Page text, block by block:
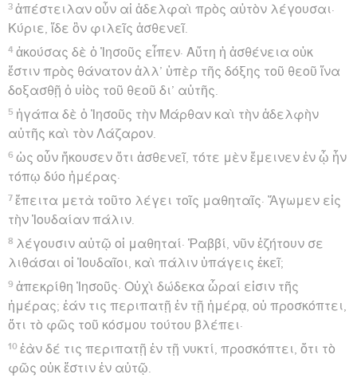
3 ἀπέστειλαν οὖν αἱ ἀδελφαὶ πρὸς αὐτὸν λέγουσαι·
Κύριε, ἴδε ὃν φιλεῖς ἀσθενεῖ.
4 ἀκούσας δὲ ὁ Ἰησοῦς εἶπεν· Αὕτη ἡ ἀσθένεια οὐκ
ἔστιν πρὸς θάνατον ἀλλ’ ὑπὲρ τῆς δόξης τοῦ θεοῦ ἵνα
δοξασθῇ ὁ υἱὸς τοῦ θεοῦ δι’ αὐτῆς.
5 ἠγάπα δὲ ὁ Ἰησοῦς τὴν Μάρθαν καὶ τὴν ἀδελφὴν
αὐτῆς καὶ τὸν Λάζαρον.
6 ὡς οὖν ἤκουσεν ὅτι ἀσθενεῖ, τότε μὲν ἔμεινεν ἐν ᾧ ἦν
τόπῳ δύο ἡμέρας·
7 ἔπειτα μετὰ τοῦτο λέγει τοῖς μαθηταῖς· Ἄγωμεν εἰς
τὴν Ἰουδαίαν πάλιν.
8 λέγουσιν αὐτῷ οἱ μαθηταί· Ῥαββί, νῦν ἐζήτουν σε
λιθάσαι οἱ Ἰουδαῖοι, καὶ πάλιν ὑπάγεις ἐκεῖ;
9 ἀπεκρίθη Ἰησοῦς· Οὐχὶ δώδεκα ὧραί εἰσιν τῆς
ἡμέρας; ἐάν τις περιπατῇ ἐν τῇ ἡμέρᾳ, οὐ προσκόπτει,
ὅτι τὸ φῶς τοῦ κόσμου τούτου βλέπει·
10 ἐὰν δέ τις περιπατῇ ἐν τῇ νυκτί, προσκόπτει, ὅτι τὸ
φῶς οὐκ ἔστιν ἐν αὐτῷ.